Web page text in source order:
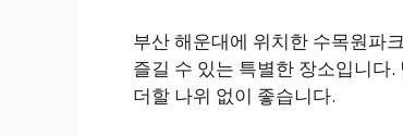
부산 해운대에 위치한 수목원파
즐길 수 있는 특별한 장소입니다
더할 나위 없이 좋습니다.